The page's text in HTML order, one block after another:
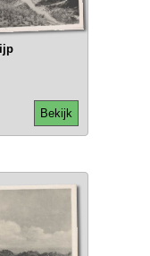
Bekijk